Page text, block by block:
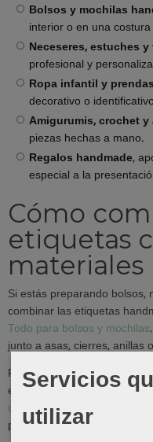
Bolsos y mochilas
interior o en una
Neceseres, estuches
profesional y
Ropa infantil y
decorativo o
Amigurumis, crochet
piezas hechas a mano.
Regalos handmade,
especial a la
Cómo
etiquetas
materiales
Si estás preparando bolsos,
combinar las etiquetas
Todo para bolsos y mochilas
junto a asas, cierres, anillas
Para proyectos infantiles,
etiquetas pueden
chupeteros y cuentas
puedes revisar también
Servicios
utilizar